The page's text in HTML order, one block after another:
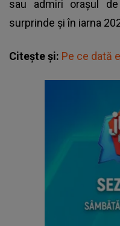
sau admiri orașul
surprinde și în iarna
Citește și: Pe ce dată